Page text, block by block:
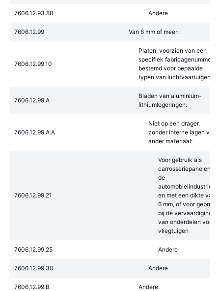
7606.12.93.88 Andere
7606.12.99 Van 6 mm of meer:
7606.12.99.10
Platen, voorzien van een
specifiek fabricagenummer,
bestemd voor bepaalde
typen van luchtvaartuigen
7606.12.99.A
Bladen van aluminium-
lithiumlegeringen:
7606.12.99.A.A
Niet op een drager,
zonder interne lagen van
ander materiaal:
7606.12.99.21
Voor gebruik als
carrosseriepanelen in
de
automobielindustrie
en met een dikte van
6 mm, of voor gebruik
bij de vervaardiging
van onderdelen voor
vliegtuigen
7606.12.99.25 Andere
7606.12.99.30 Andere
7606.12.99.B Andere: